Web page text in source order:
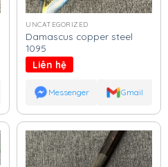
UNCATEGORIZED
Damascus copper steel
1095
Liên hệ
Messenger Gmail